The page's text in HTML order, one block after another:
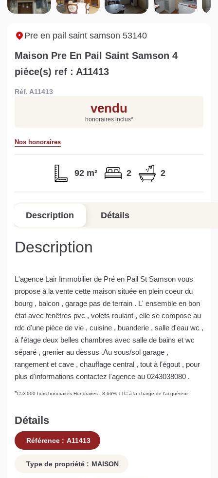
Sarthe pour booster sa
vente
quelles sont les
conséquences ?
Estimez votre bien en ligne.
en quelques clics.
Pre en pail saint samson 53140
Maison Pre En Pail Saint Samson 4
pièce(s) ref : A11413
Réf. A11413
vendu
honoraires inclus*
Nos honoraires
92 m² 2 2
Description Détails
Description
L'agence Lair Immobilier de Pré en Pail St Samson vous
propose à la vente cette maison située en plein coeur du
bourg , balcon , garage pas de terrain . L' ensemble en bon
état avec fenêtres pvc , volets roulant , elle se compose au
rdc d'une pièce de vie , cuisine , buanderie , salle d'eau wc ,
à l'étage deux belles chambres avec salle de bains et wc
séparé , grenier au dessus .Au sous/sol garage ,
rangement et cave , chauffage central , tout à l'égout , pour
plus d'informations contactez l'agence au 0243038080 .
*€53 000 hors honoraires Honoraires : 8.66% TTC à la charge de l'acquéreur
Détails
Référence : A11413
Type de propriété : MAISON